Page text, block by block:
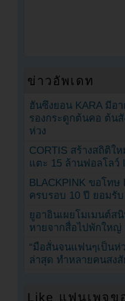
ข่าวอัพเดท
ฮันซึงยอน KARA มีอ
รองกระดูกต้นคอ ต้น
ห่วง
CORTIS สร้างสถิติใ
แตะ 15 ล้านฟอลโลว์
BLACKPINK ขอโทษ
ครบรอบ 10 ปี ยอมรั
ยูอาอินเผยโมเมนต์ส
หายจากสื่อไปพักให
“มือสั่นจนแฟนๆเป็นห่
ล่าสุด ทำหลายคนสงสั
Like แฟนเพจข